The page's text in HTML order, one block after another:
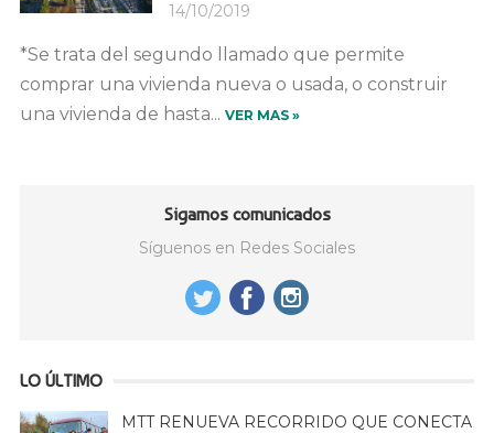
14/10/2019
*Se trata del segundo llamado que permite
comprar una vivienda nueva o usada, o construir
una vivienda de hasta... VER MAS »
Sigamos comunicados
Síguenos en Redes Sociales
LO ÚLTIMO
MTT RENUEVA RECORRIDO QUE CONECTA